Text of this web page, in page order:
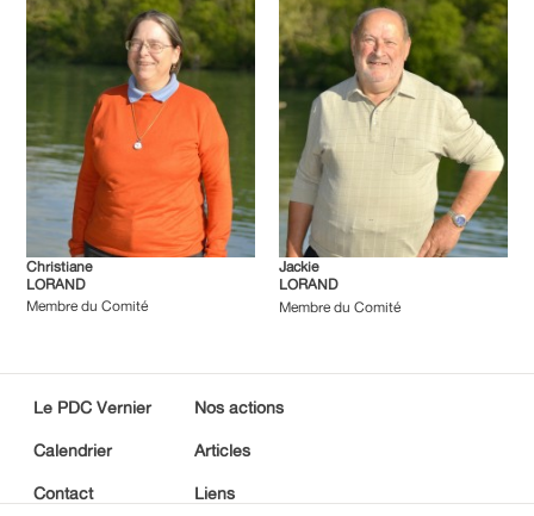
Christiane
LORAND
Membre du Comité
Jackie
LORAND
Membre du Comité
Le PDC Vernier Nos actions
Calendrier Articles
Contact Liens